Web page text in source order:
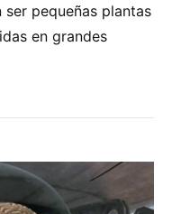
pequeñas plantas
en grandes